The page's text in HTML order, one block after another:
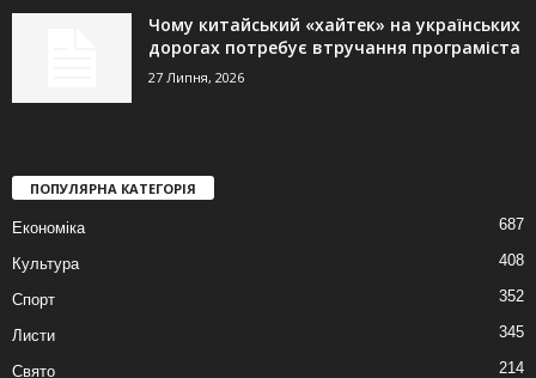
Чому китайський «хайтек» на українських
дорогах потребує втручання програміста
27 Липня, 2026
ПОПУЛЯРНА КАТЕГОРІЯ
Економіка 687
Культура 408
Спорт 352
Листи 345
Свято 214